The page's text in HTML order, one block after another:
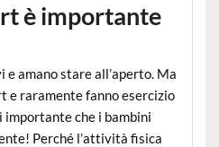
è importante
amano stare all’aperto. Ma
e raramente fanno esercizio
importante che i bambini
Perché l’attività fisica